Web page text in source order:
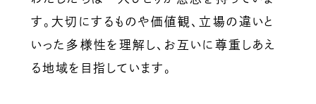
す。大切にするものや価値観、立場の違いと
いった多様性を理解し、お互いに尊重しあえ
る地域を目指しています。